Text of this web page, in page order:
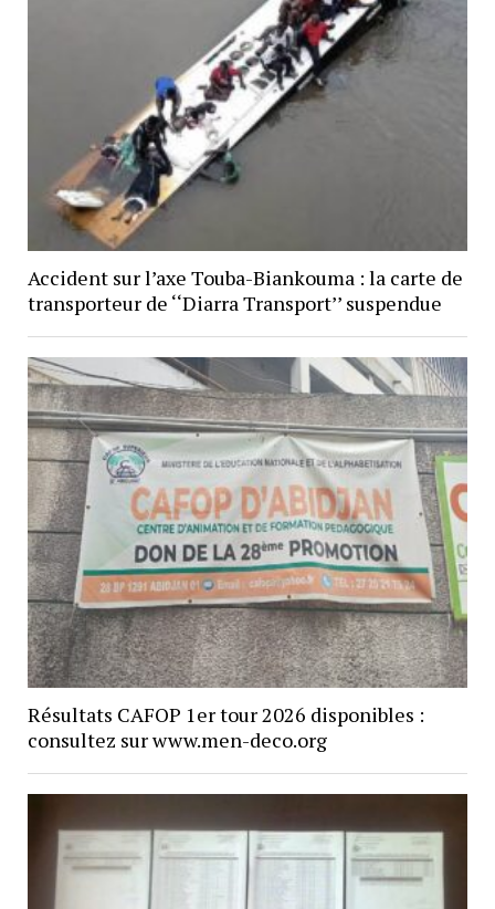
Accident sur l’axe Touba-Biankouma : la carte de
transporteur de ‘‘Diarra Transport’’ suspendue
Résultats CAFOP 1er tour 2026 disponibles :
consultez sur www.men-deco.org